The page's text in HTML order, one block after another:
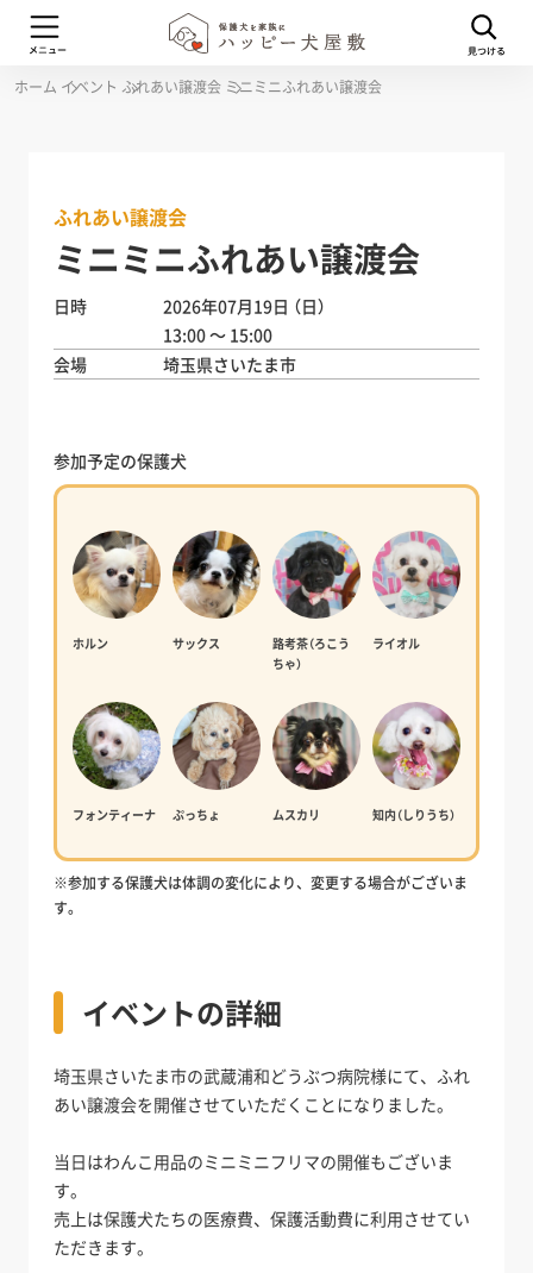
ホーム イベント ふれあい譲渡会 ミニミニふれあい譲渡会
ふれあい譲渡会
ミニミニふれあい譲渡会
日時 2026年07月19日 （日）
13:00 ～ 15:00
会場
埼玉県さいたま市
参加予定の保護犬
ホルン サックス
路考茶（ろこう
ちゃ）
ライオル
フォンティーナ ぷっちょ ムスカリ 知内（しりうち）
※参加する保護犬は体調の変化により、変更する場合がございま
す。
イベントの詳細
埼玉県さいたま市の武蔵浦和どうぶつ病院様にて、ふれ
あい譲渡会を開催させていただくことになりました。
当日はわんこ用品のミニミニフリマの開催もございま
す。
売上は保護犬たちの医療費、保護活動費に利用させてい
ただきます。